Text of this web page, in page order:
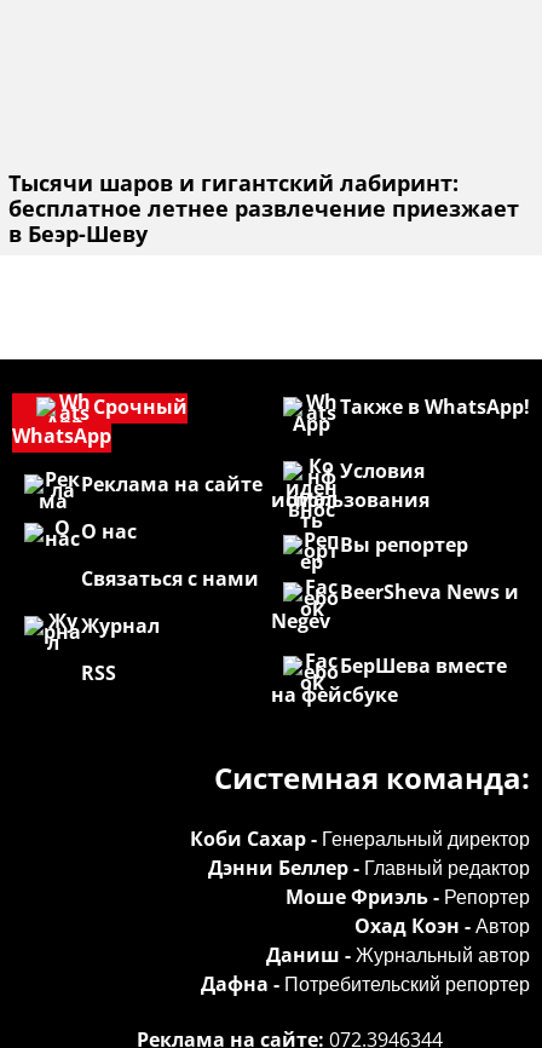
Тысячи шаров и гигантский лабиринт:
бесплатное летнее развлечение приезжает
в Беэр-Шеву
Также в WhatsApp!
Условия
использования
Вы репортер
BeerSheva News и
Negev
БерШева вместе
на фейсбуке
Срочный
WhatsApp
Реклама на сайте
О нас
Связаться с нами
Журнал
RSS
Системная команда:
Коби Сахар - Генеральный директор
Дэнни Беллер - Главный редактор
Моше Фриэль - Репортер
Охад Коэн -Автор
Даниш -Журнальный автор
Дафна - Потребительский репортер
Реклама на сайте: 072.3946344